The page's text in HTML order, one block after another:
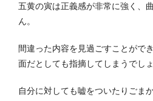
五黄の寅は正義感が非常に強く、
ん。
間違った内容を見過ごすことがで
面だとしても指摘してしまうでしょ
自分に対しても嘘をついたりごま